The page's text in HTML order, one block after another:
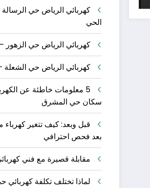
كهربائي الرياض حي
الحي
كهربائي الرياض حي الزهور
كهربائي الرياض حي الشعلة
5 معلومات خاطئة عن
سكان حي المشرق
قبل وبعد: كيف تتغير
بعد فحص احترافي
مقابلة قصيرة مع فني
لماذا تختلف تكلفة كهربائي